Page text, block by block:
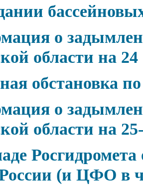
о
области на 24
обстановка
о
области на
Росгидромета
(и ЦФО в